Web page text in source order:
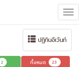
ปฏิทินอีเว้นท์
2 ทั้งหมด 23